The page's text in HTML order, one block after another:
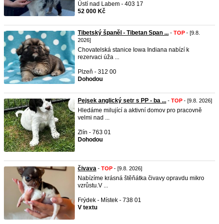
Ústí nad Labem - 403 17
52 000 Kč
Tibetský španěl - Tibetan Span ... - TOP - [9.8.
2026]
Chovatelská stanice Iowa Indiana nabízí k
rezervaci úža ...
Plzeň - 312 00
Dohodou
Pejsek anglický setr s PP - ba ... - TOP - [9.8. 2026]
Hledáme milující a aktivní domov pro pracovně
velmi nad ...
Zlín - 763 01
Dohodou
čivava - TOP - [9.8. 2026]
Nabízíme krásná štěňátka čivavy opravdu mikro
vzrůstu.V ...
Frýdek - Místek - 738 01
V textu